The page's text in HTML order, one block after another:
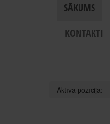
SĀKUMS
KONTAKTI
Aktīvā pozīcija: